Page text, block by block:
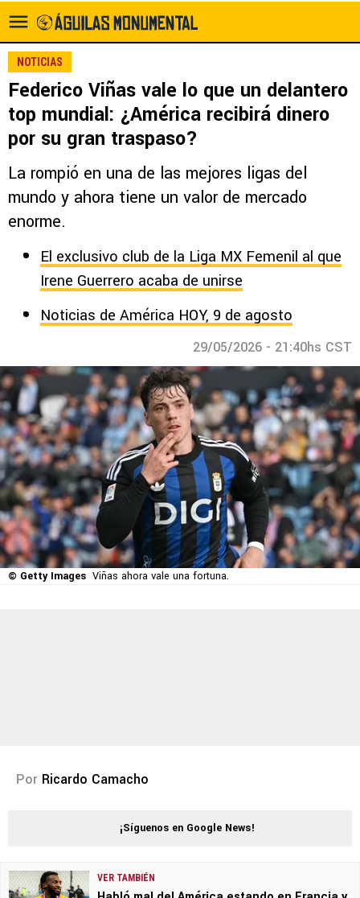
NOTICIAS
Federico Viñas vale lo que un delantero
top mundial: ¿América recibirá dinero
por su gran traspaso?
La rompió en una de las mejores ligas del
mundo y ahora tiene un valor de mercado
enorme.
El exclusivo club de la Liga MX Femenil al que
Irene Guerrero acaba de unirse
Noticias de América HOY, 9 de agosto
29/05/2026 - 21:40hs CST
© Getty Images Viñas ahora vale una fortuna.
Por Ricardo Camacho
¡Síguenos en Google News!
VER TAMBIÉN